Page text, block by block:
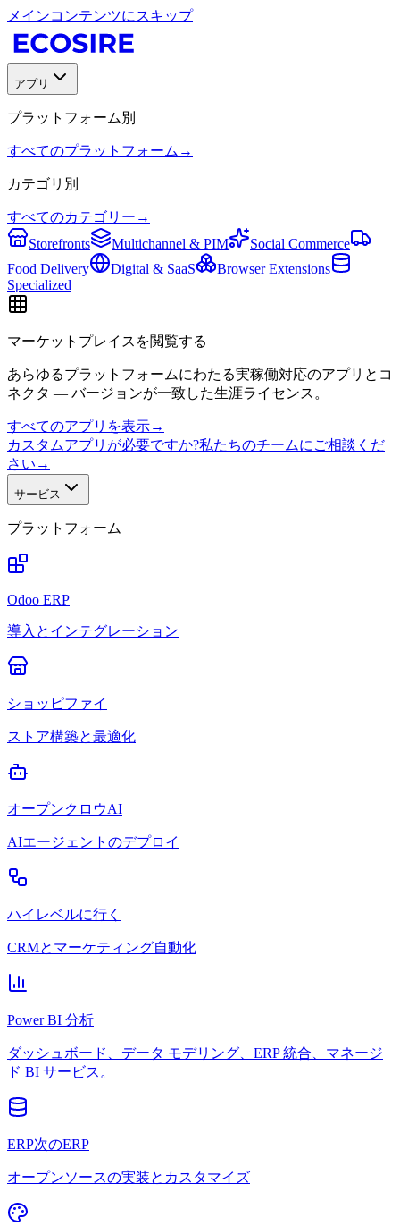
メインコンテンツにスキップ
アプリ
プラットフォーム別
すべてのプラットフォーム →
カテゴリ別
すべてのカテゴリー →
Storefronts
Multichannel & PIM
Social Commerce
Food Delivery
Digital & SaaS
Browser Extensions
Specialized
マーケットプレイスを閲覧する
あらゆるプラットフォームにわたる実稼働対応のアプリとコ
ネクタ — バージョンが一致した生涯ライセンス。
すべてのアプリを表示→
カスタムアプリが必要ですか?私たちのチームにご相談くだ
さい →
サービス
プラットフォーム
Odoo ERP
導入とインテグレーション
ショッピファイ
ストア構築と最適化
オープンクロウAI
AIエージェントのデプロイ
ハイレベルに行く
CRMとマーケティング自動化
Power BI 分析
ダッシュボード、データ モデリング、ERP 統合、マネージ
ド BI サービス。
ERP次のERP
オープンソースの実装とカスタマイズ